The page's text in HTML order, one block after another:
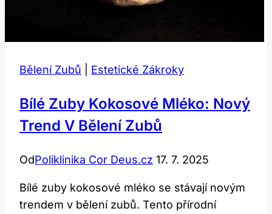
Bělení Zubů Estetické Zákroky
Bílé Zuby Kokosové Mléko: Nový
Trend V Bělení Zubů
OdPoliklinika Cor Deus.cz 17. 7. 2025
Bílé zuby kokosové mléko se stávají novým
trendem v bělení zubů. Tento přírodní